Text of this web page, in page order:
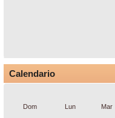
Calendario
Dom
Lun Mar